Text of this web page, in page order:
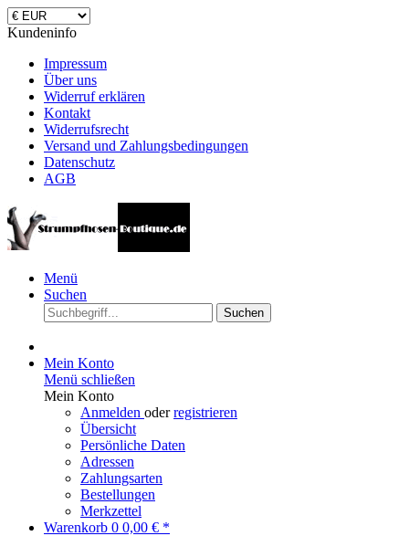
Kundeninfo
Impressum
Über uns
Widerruf erklären
Kontakt
Widerrufsrecht
Versand und Zahlungsbedingungen
Datenschutz
AGB
Menü
Suchen
Suchen
Mein Konto
Menü schließen
Mein Konto
Anmelden oderregistrieren
Übersicht
Persönliche Daten
Adressen
Zahlungsarten
Bestellungen
Merkzettel
Warenkorb 0 0,00 € *